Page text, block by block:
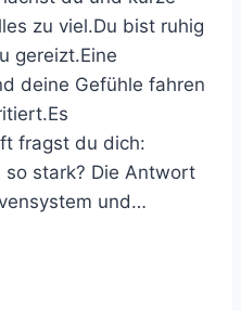
zu viel.Du bist ruhig
gereizt.Eine
deine Gefühle fahren
fragst du dich:
so stark? Die Antwort
und…